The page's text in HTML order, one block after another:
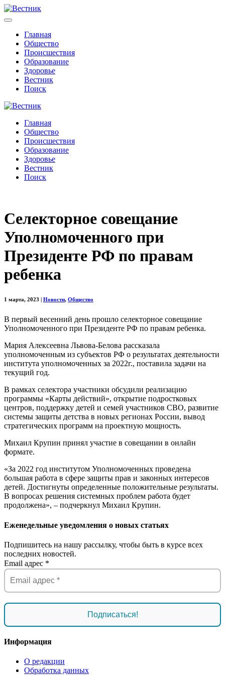
Главная
Общество
Происшествия
Образование
Здоровье
Вестник
Поиск
Главная
Общество
Происшествия
Образование
Здоровье
Вестник
Поиск
Селекторное совещание
Уполномоченного при
Президенте РФ по правам
ребенка
1 марта, 2023 Новости, Общество
В первый весенний день прошло селекторное совещание
Уполномоченного при Президенте РФ по правам ребенка.
Мария Алексеевна Львова-Белова рассказала
уполномоченным из субъектов РФ о результатах деятельности
института уполномоченных за 2022г., поставила задачи на
текущий год.
В рамках селектора участники обсудили реализацию
программы «Карты действий», открытие подростковых
центров, поддержку детей и семей участников СВО, развитие
системы защиты детства в новых регионах России, вывод
стратегических программ на проектную мощность.
Михаил Крупин принял участие в совещании в онлайн
формате.
«За 2022 год институтом Уполномоченных проведена
большая работа в сфере защиты прав и законных интересов
детей. Достигнуты определенные положительные результаты.
В вопросах решения системных проблем работа будет
продолжена», – подчеркнул Михаил Крупин.
Еженедельные уведомления о новых статьях
Подпишитесь на нашу рассылку, чтобы быть в курсе всех
последних новостей.
Email адрес *
Информация
О редакции
Обработка данных